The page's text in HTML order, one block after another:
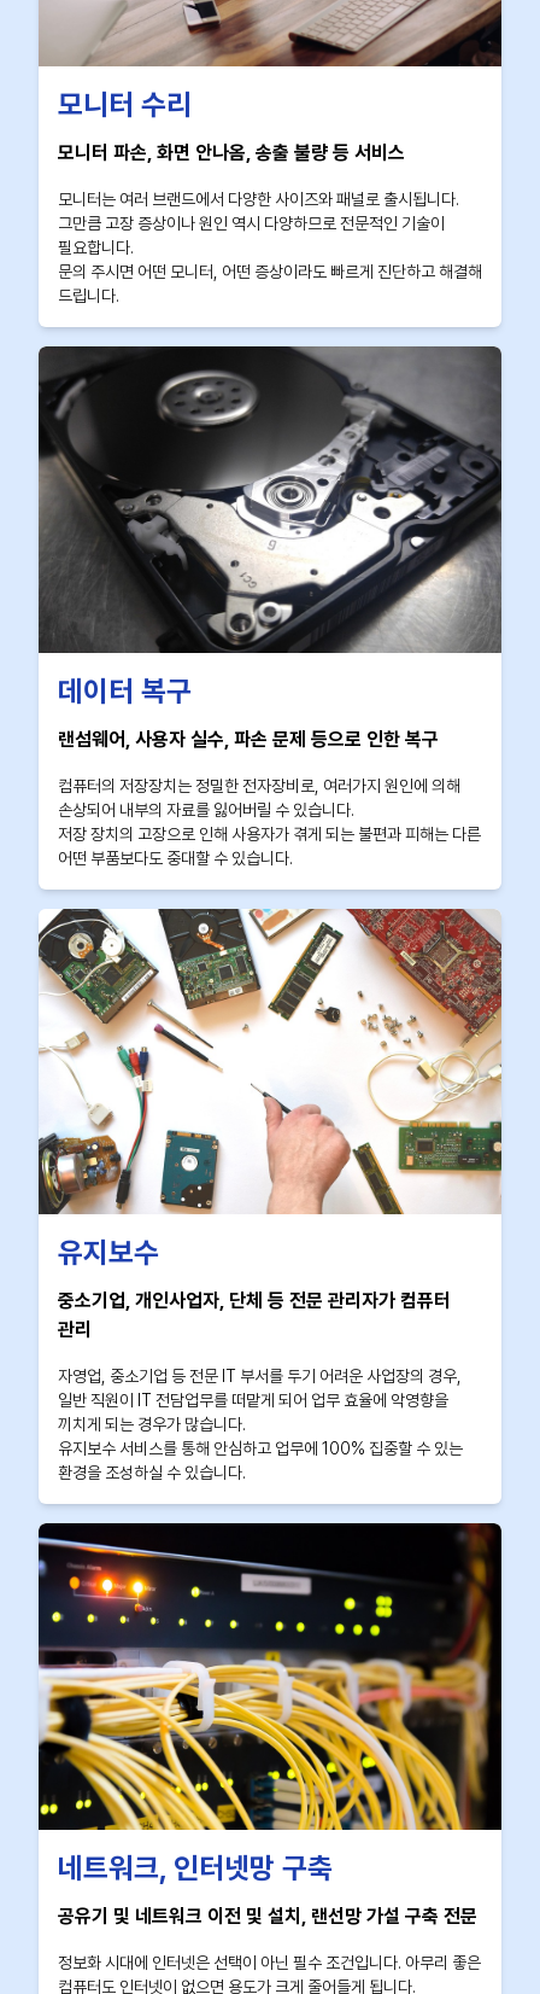
모니터 수리
모니터 파손, 화면 안나옴, 송출 불량 등 서비스
모니터는 여러 브랜드에서 다양한 사이즈와 패널로 출시됩니다.
그만큼 고장 증상이나 원인 역시 다양하므로 전문적인 기술이
필요합니다.
문의 주시면 어떤 모니터, 어떤 증상이라도 빠르게 진단하고 해결해
드립니다.
데이터 복구
랜섬웨어, 사용자 실수, 파손 문제 등으로 인한 복구
컴퓨터의 저장장치는 정밀한 전자장비로, 여러가지 원인에 의해
손상되어 내부의 자료를 잃어버릴 수 있습니다.
저장 장치의 고장으로 인해 사용자가 겪게 되는 불편과 피해는 다른
어떤 부품보다도 중대할 수 있습니다.
유지보수
중소기업, 개인사업자, 단체 등 전문 관리자가 컴퓨터
관리
자영업, 중소기업 등 전문 IT 부서를 두기 어려운 사업장의 경우,
일반 직원이 IT 전담업무를 떠맡게 되어 업무 효율에 악영향을
끼치게 되는 경우가 많습니다.
유지보수 서비스를 통해 안심하고 업무에 100% 집중할 수 있는
환경을 조성하실 수 있습니다.
네트워크, 인터넷망 구축
공유기 및 네트워크 이전 및 설치, 랜선망 가설 구축 전문
정보화 시대에 인터넷은 선택이 아닌 필수 조건입니다. 아무리 좋은
컴퓨터도 인터넷이 없으면 용도가 크게 줄어들게 됩니다.